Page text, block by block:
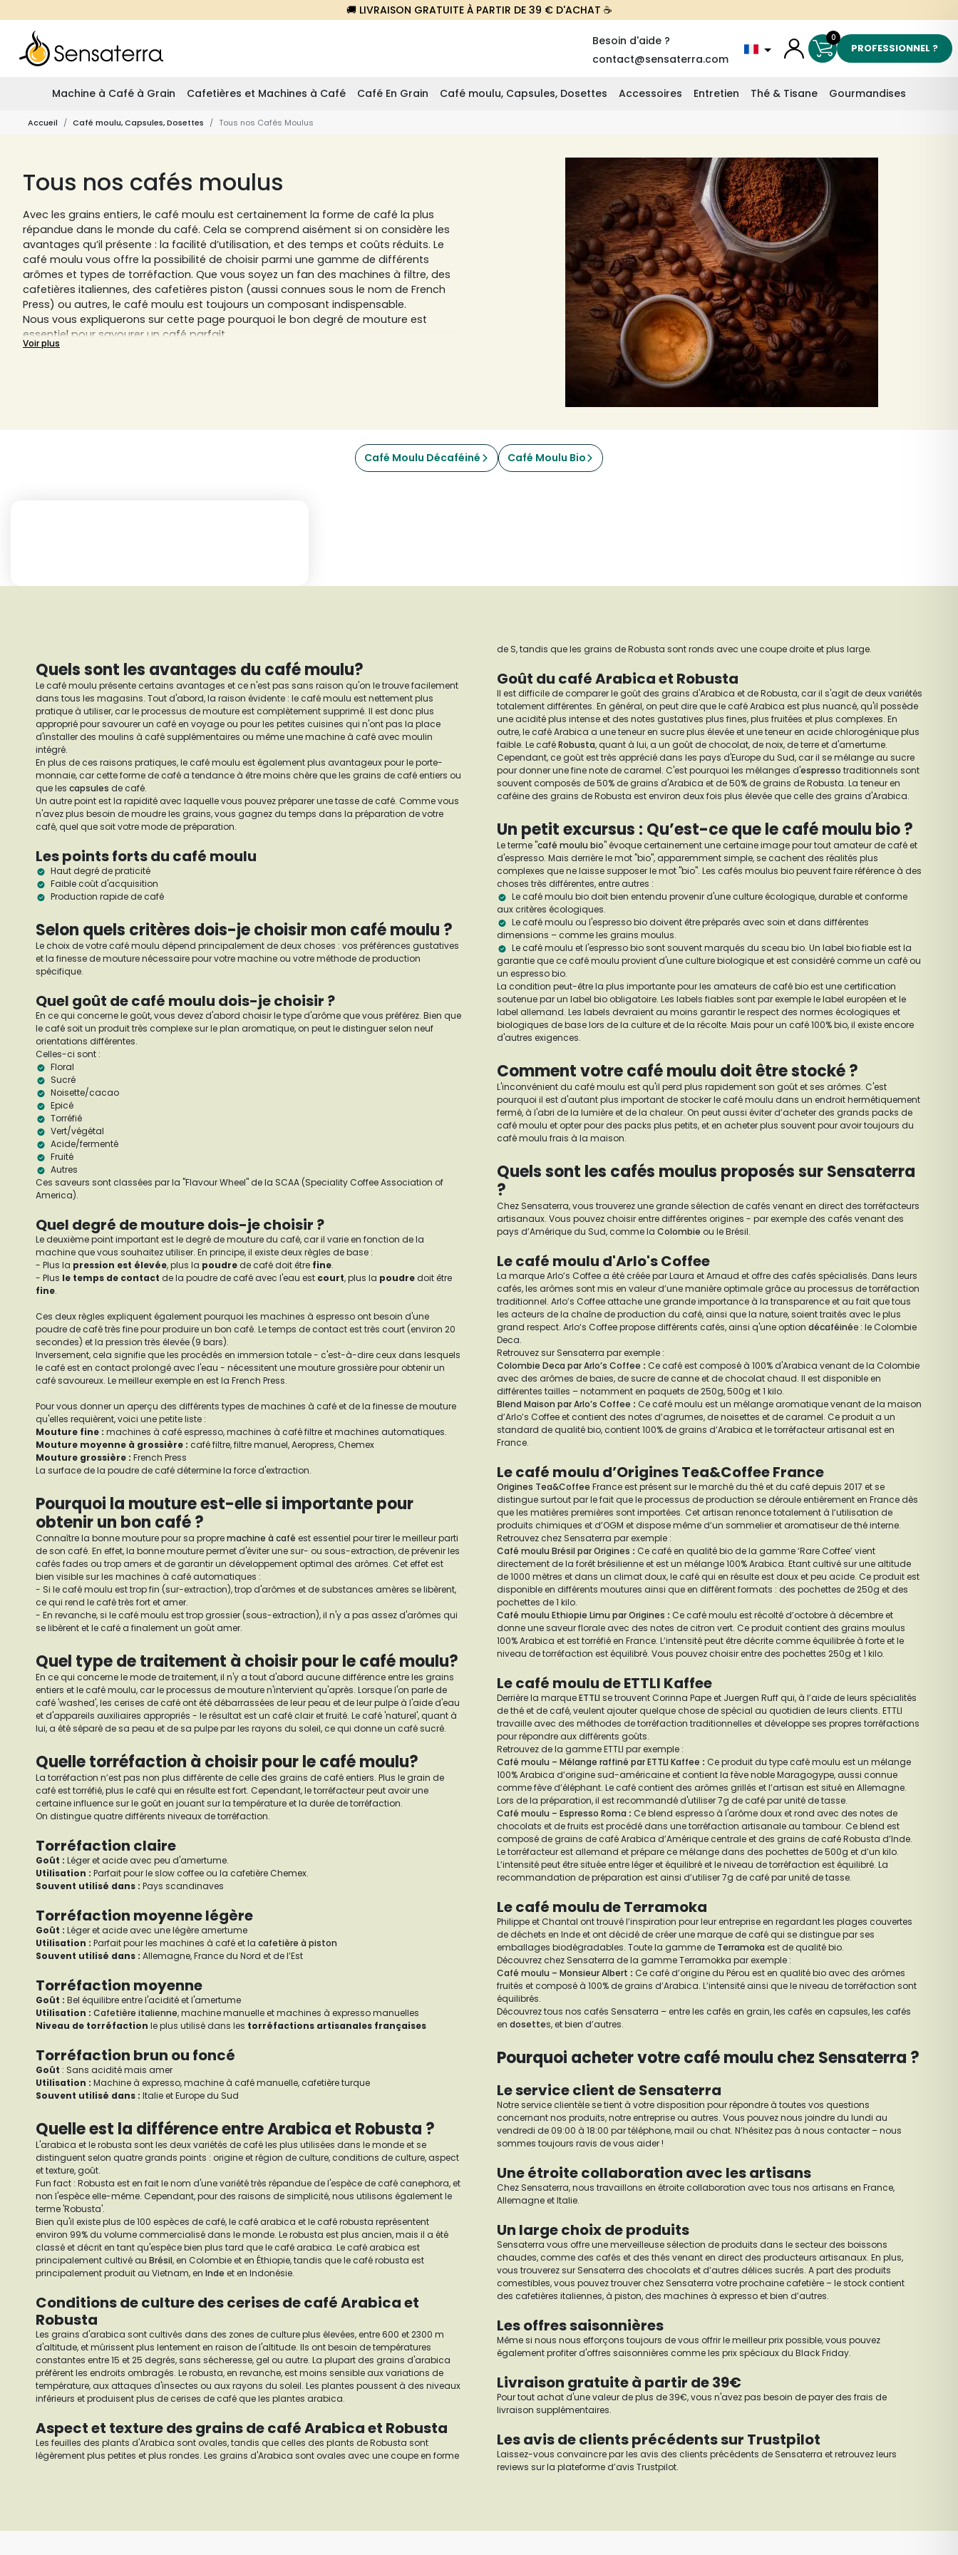
🚚 LIVRAISON GRATUITE À PARTIR DE 39 € D'ACHAT ☕
Besoin d'aide ?
contact@sensaterra.com
0
PROFESSIONNEL ?
Machine à Café à Grain Cafetières et Machines à Café Café En Grain Café moulu, Capsules, Dosettes Accessoires Entretien Thé & Tisane Gourmandises
Accueil Café moulu, Capsules, Dosettes Tous nos Cafés Moulus
Tous nos cafés moulus
Avec les grains entiers, le café moulu est certainement la forme de café la plus
répandue dans le monde du café. Cela se comprend aisément si on considère les
avantages qu’il présente : la facilité d’utilisation, et des temps et coûts réduits. Le
café moulu vous offre la possibilité de choisir parmi une gamme de différents
arômes et types de torréfaction. Que vous soyez un fan des machines à filtre, des
cafetières italiennes, des cafetières piston (aussi connues sous le nom de French
Press) ou autres, le café moulu est toujours un composant indispensable.
Nous vous expliquerons sur cette page pourquoi le bon degré de mouture est
essentiel pour savourer un café parfait.
Découvrez ici aussi tous nos cafés moulus des artisans locaux de France, Italie et
Voir plus
Café Moulu Décaféiné Café Moulu Bio
Quels sont les avantages du café moulu?
Le café moulu présente certains avantages et ce n'est pas sans raison qu'on le trouve facilement
dans tous les magasins. Tout d'abord, la raison évidente : le café moulu est nettement plus
pratique à utiliser, car le processus de mouture est complètement supprimé. Il est donc plus
approprié pour savourer un café en voyage ou pour les petites cuisines qui n'ont pas la place
d'installer des moulins à café supplémentaires ou même une machine à café avec moulin
intégré.
En plus de ces raisons pratiques, le café moulu est également plus avantageux pour le porte-
monnaie, car cette forme de café a tendance à être moins chère que les grains de café entiers ou
que les capsules de café.
Un autre point est la rapidité avec laquelle vous pouvez préparer une tasse de café. Comme vous
n'avez plus besoin de moudre les grains, vous gagnez du temps dans la préparation de votre
café, quel que soit votre mode de préparation.
Les points forts du café moulu
Haut degré de praticité
Faible coût d'acquisition
Production rapide de café
Selon quels critères dois-je choisir mon café moulu ?
Le choix de votre café moulu dépend principalement de deux choses : vos préférences gustatives
et la finesse de mouture nécessaire pour votre machine ou votre méthode de production
spécifique.
Quel goût de café moulu dois-je choisir ?
En ce qui concerne le goût, vous devez d'abord choisir le type d'arôme que vous préférez. Bien que
le café soit un produit très complexe sur le plan aromatique, on peut le distinguer selon neuf
orientations différentes.
Celles-ci sont :
Floral
Sucré
Noisette/cacao
Epicé
Torréfié
Vert/végétal
Acide/fermenté
Fruité
Autres
Ces saveurs sont classées par la "Flavour Wheel" de la SCAA (Speciality Coffee Association of
America).
Quel degré de mouture dois-je choisir ?
Le deuxième point important est le degré de mouture du café, car il varie en fonction de la
machine que vous souhaitez utiliser. En principe, il existe deux règles de base :
- Plus la pression est élevée, plus la poudre de café doit être fine.
- Plus le temps de contact de la poudre de café avec l'eau est court, plus la poudre doit être
fine.
Ces deux règles expliquent également pourquoi les machines à espresso ont besoin d'une
poudre de café très fine pour produire un bon café. Le temps de contact est très court (environ 20
secondes) et la pression très élevée (9 bars).
Inversement, cela signifie que les procédés en immersion totale - c'est-à-dire ceux dans lesquels
le café est en contact prolongé avec l'eau - nécessitent une mouture grossière pour obtenir un
café savoureux. Le meilleur exemple en est la French Press.
Pour vous donner un aperçu des différents types de machines à café et de la finesse de mouture
qu'elles requièrent, voici une petite liste :
Mouture fine : machines à café espresso, machines à café filtre et machines automatiques.
Mouture moyenne à grossière : café filtre, filtre manuel, Aeropress, Chemex
Mouture grossière : French Press
La surface de la poudre de café détermine la force d'extraction.
Pourquoi la mouture est-elle si importante pour
obtenir un bon café ?
Connaître la bonne mouture pour sa propremachine à café est essentiel pour tirer le meilleur parti
de son café. En effet, la bonne mouture permet d'éviter une sur- ou sous-extraction, de prévenir les
cafés fades ou trop amers et de garantir un développement optimal des arômes. Cet effet est
bien visible sur les machines à café automatiques :
- Si le café moulu est trop fin (sur-extraction), trop d'arômes et de substances amères se libèrent,
ce qui rend le café très fort et amer.
- En revanche, si le café moulu est trop grossier (sous-extraction), il n'y a pas assez d'arômes qui
se libèrent et le café a finalement un goût amer.
Quel type de traitement à choisir pour le café moulu?
En ce qui concerne le mode de traitement, il n'y a tout d'abord aucune différence entre les grains
entiers et le café moulu, car le processus de mouture n'intervient qu'après. Lorsque l'on parle de
café 'washed', les cerises de café ont été débarrassées de leur peau et de leur pulpe à l'aide d'eau
et d'appareils auxiliaires appropriés - le résultat est un café clair et fruité. Le café 'naturel', quant à
lui, a été séparé de sa peau et de sa pulpe par les rayons du soleil, ce qui donne un café sucré.
Quelle torréfaction à choisir pour le café moulu?
La torréfaction n’est pas non plus différente de celle des grains de café entiers. Plus le grain de
café est torréfié, plus le café qui en résulte est fort. Cependant, le torréfacteur peut avoir une
certaine influence sur le goût en jouant sur la température et la durée de torréfaction.
On distingue quatre différents niveaux de torréfaction.
Torréfaction claire
Goût : Léger et acide avec peu d'amertume.
Utilisation : Parfait pour le slow coffee ou la cafetière Chemex.
Souvent utilisé dans : Pays scandinaves
Torréfaction moyenne légère
Goût : Léger et acide avec une légère amertume
Utilisation : Parfait pour les machines à café et la cafetière à piston
Souvent utilisé dans : Allemagne, France du Nord et de l’Est
Torréfaction moyenne
Goût : Bel équilibre entre l'acidité et l'amertume
Utilisation : Cafetière italienne, machine manuelle et machines à expresso manuelles
Niveau de torréfaction le plus utilisé dans les torréfactions artisanales françaises
Torréfaction brun ou foncé
Goût : Sans acidité mais amer
Utilisation : Machine à expresso, machine à café manuelle, cafetière turque
Souvent utilisé dans : Italie et Europe du Sud
Quelle est la différence entre Arabica et Robusta ?
L'arabica et le robusta sont les deux variétés de café les plus utilisées dans le monde et se
distinguent selon quatre grands points : origine et région de culture, conditions de culture, aspect
et texture, goût.
Fun fact : Robusta est en fait le nom d'une variété très répandue de l'espèce de café canephora, et
non l'espèce elle-même. Cependant, pour des raisons de simplicité, nous utilisons également le
terme 'Robusta'.
Bien qu'il existe plus de 100 espèces de café, le café arabica et le café robusta représentent
environ 99% du volume commercialisé dans le monde. Le robusta est plus ancien, mais il a été
classé et décrit en tant qu'espèce bien plus tard que le café arabica. Le café arabica est
principalement cultivé au Brésil, en Colombie et en Éthiopie, tandis que le café robusta est
principalement produit au Vietnam, en Inde et en Indonésie.
Conditions de culture des cerises de café Arabica et
Robusta
Les grains d'arabica sont cultivés dans des zones de culture plus élevées, entre 600 et 2300 m
d'altitude, et mûrissent plus lentement en raison de l'altitude. Ils ont besoin de températures
constantes entre 15 et 25 degrés, sans sécheresse, gel ou autre. La plupart des grains d'arabica
préfèrent les endroits ombragés. Le robusta, en revanche, est moins sensible aux variations de
température, aux attaques d'insectes ou aux rayons du soleil. Les plantes poussent à des niveaux
inférieurs et produisent plus de cerises de café que les plantes arabica.
Aspect et texture des grains de café Arabica et Robusta
Les feuilles des plants d'Arabica sont ovales, tandis que celles des plants de Robusta sont
légèrement plus petites et plus rondes. Les grains d'Arabica sont ovales avec une coupe en forme
de S, tandis que les grains de Robusta sont ronds avec une coupe droite et plus large.
Goût du café Arabica et Robusta
Il est difficile de comparer le goût des grains d'Arabica et de Robusta, car il s'agit de deux variétés
totalement différentes. En général, on peut dire que le café Arabica est plus nuancé, qu'il possède
une acidité plus intense et des notes gustatives plus fines, plus fruitées et plus complexes. En
outre, le café Arabica a une teneur en sucre plus élevée et une teneur en acide chlorogénique plus
faible. Le caféRobusta, quant à lui, a un goût de chocolat, de noix, de terre et d'amertume.
Cependant, ce goût est très apprécié dans les pays d'Europe du Sud, car il se mélange au sucre
pour donner une fine note de caramel. C'est pourquoi les mélanges d'espresso traditionnels sont
souvent composés de 50% de grains d'Arabica et de 50% de grains de Robusta. La teneur en
caféine des grains de Robusta est environ deux fois plus élevée que celle des grains d'Arabica.
Un petit excursus : Qu’est-ce que le café moulu bio ?
Le terme "café moulu bio" évoque certainement une certaine image pour tout amateur de café et
d'espresso. Mais derrière le mot "bio", apparemment simple, se cachent des réalités plus
complexes que ne laisse supposer le mot "bio". Les cafés moulus bio peuvent faire référence à des
choses très différentes, entre autres :
Le café moulu bio doit bien entendu provenir d'une culture écologique, durable et conforme
aux critères écologiques.
Le café moulu ou l'espresso bio doivent être préparés avec soin et dans différentes
dimensions – comme les grains moulus.
Le café moulu et l'espresso bio sont souvent marqués du sceau bio. Un label bio fiable est la
garantie que ce café moulu provient d'une culture biologique et est considéré comme un café ou
un espresso bio.
La condition peut-être la plus importante pour les amateurs de café bio est une certification
soutenue par un label bio obligatoire. Les labels fiables sont par exemple le label européen et le
label allemand. Les labels devraient au moins garantir le respect des normes écologiques et
biologiques de base lors de la culture et de la récolte. Mais pour un café 100% bio, il existe encore
d'autres exigences.
Comment votre café moulu doit être stocké ?
L'inconvénient du café moulu est qu'il perd plus rapidement son goût et ses arômes. C'est
pourquoi il est d'autant plus important de stocker le café moulu dans un endroit hermétiquement
fermé, à l'abri de la lumière et de la chaleur. On peut aussi éviter d’acheter des grands packs de
café moulu et opter pour des packs plus petits, et en acheter plus souvent pour avoir toujours du
café moulu frais à la maison.
Quels sont les cafés moulus proposés sur Sensaterra
?
Chez Sensaterra, vous trouverez une grande sélection de cafés venant en direct des torréfacteurs
artisanaux. Vous pouvez choisir entre différentes origines - par exemple des cafés venant des
pays d’Amérique du Sud, comme la Colombie ou le Brésil.
Le café moulu d'Arlo's Coffee
La marque Arlo’s Coffee a été créée par Laura et Arnaud et offre des cafés spécialisés. Dans leurs
cafés, les arômes sont mis en valeur d’une manière optimale grâce au processus de torréfaction
traditionnel. Arlo’s Coffee attache une grande importance à la transparence et au fait que tous
les acteurs de la chaîne de production du café, ainsi que la nature, soient traités avec le plus
grand respect. Arlo‘s Coffee propose différents cafés, ainsi q'une option décaféinée : le Colombie
Deca.
Retrouvez sur Sensaterra par exemple :
Colombie Deca par Arlo’s Coffee : Ce café est composé à 100% d'Arabica venant de la Colombie
avec des arômes de baies, de sucre de canne et de chocolat chaud. Il est disponible en
différentes tailles – notamment en paquets de 250g, 500g et 1 kilo.
Blend Maison par Arlo’s Coffee : Ce café moulu est un mélange aromatique venant de la maison
d’Arlo’s Coffee et contient des notes d’agrumes, de noisettes et de caramel. Ce produit a un
standard de qualité bio, contient 100% de grains d’Arabica et le torréfacteur artisanal est en
France.
Le café moulu d’Origines Tea&Coffee France
Origines Tea&Coffee France est présent sur le marché du thé et du café depuis 2017 et se
distingue surtout par le fait que le processus de production se déroule entièrement en France dès
que les matières premières sont importées. Cet artisan renonce totalement à l’utilisation de
produits chimiques et d’OGM et dispose même d’un sommelier et aromatiseur de thé interne.
Retrouvez chez Sensaterra par exemple :
Café moulu Brésil par Origines : Ce café en qualité bio de la gamme ‘Rare Coffee’ vient
directement de la forêt brésilienne et est un mélange 100% Arabica. Etant cultivé sur une altitude
de 1000 mètres et dans un climat doux, le café qui en résulte est doux et peu acide. Ce produit est
disponible en différents moutures ainsi que en différent formats : des pochettes de 250g et des
pochettes de 1 kilo.
Café moulu Ethiopie Limu par Origines : Ce café moulu est récolté d’octobre à décembre et
donne une saveur florale avec des notes de citron vert. Ce produit contient des grains moulus
100% Arabica et est torréfié en France. L’intensité peut être décrite comme équilibrée à forte et le
niveau de torréfaction est équilibré. Vous pouvez choisir entre des pochettes 250g et 1 kilo.
Le café moulu de ETTLI Kaffee
Derrière la marqueETTLI se trouvent Corinna Pape et Juergen Ruff qui, à l’aide de leurs spécialités
de thé et de café, veulent ajouter quelque chose de spécial au quotidien de leurs clients. ETTLI
travaille avec des méthodes de torréfaction traditionnelles et développe ses propres torréfactions
pour répondre aux différents goûts.
Retrouvez de la gamme ETTLI par exemple :
Café moulu – Mélange raffiné par ETTLI Kaffee : Ce produit du type café moulu est un mélange
100% Arabica d’origine sud-américaine et contient la fève noble Maragogype, aussi connue
comme fève d’éléphant. Le café contient des arômes grillés et l’artisan est situé en Allemagne.
Lors de la préparation, il est recommandé d'utiliser 7g de café par unité de tasse.
Café moulu – Espresso Roma : Ce blend espresso à l'arôme doux et rond avec des notes de
chocolats et de fruits est procédé dans une torréfaction artisanale au tambour. Ce blend est
composé de grains de café Arabica d’Amérique centrale et des grains de café Robusta d’Inde.
Le torréfacteur est allemand et prépare ce mélange dans des pochettes de 500g et d’un kilo.
L’intensité peut être située entre léger et équilibré et le niveau de torréfaction est équilibré. La
recommandation de préparation est ainsi d’utiliser 7g de café par unité de tasse.
Le café moulu de Terramoka
Philippe et Chantal ont trouvé l’inspiration pour leur entreprise en regardant les plages couvertes
de déchets en Inde et ont décidé de créer une marque de café qui se distingue par ses
emballages biodégradables. Toute la gamme de Terramoka est de qualité bio.
Découvrez chez Sensaterra de la gamme Terramokka par exemple :
Café moulu – Monsieur Albert : Ce café d’origine du Pérou est en qualité bio avec des arômes
fruités et composé à 100% de grains d’Arabica. L’intensité ainsi que le niveau de torréfaction sont
équilibrés.
Découvrez tous nos cafés Sensaterra – entre les cafés en grain, les cafés en capsules, les cafés
en dosettes, et bien d’autres.
Pourquoi acheter votre café moulu chez Sensaterra ?
Le service client de Sensaterra
Notre service clientèle se tient à votre disposition pour répondre à toutes vos questions
concernant nos produits, notre entreprise ou autres. Vous pouvez nous joindre du lundi au
vendredi de 09:00 à 18:00 par téléphone, mail ou chat. N’hésitez pas à nous contacter – nous
sommes toujours ravis de vous aider !
Une étroite collaboration avec les artisans
Chez Sensaterra, nous travaillons en étroite collaboration avec tous nos artisans en France,
Allemagne et Italie.
Un large choix de produits
Sensaterra vous offre une merveilleuse sélection de produits dans le secteur des boissons
chaudes, comme des cafés et des thés venant en direct des producteurs artisanaux. En plus,
vous trouverez sur Sensaterra des chocolats et d’autres délices sucrés. A part des produits
comestibles, vous pouvez trouver chez Sensaterra votre prochaine cafetière – le stock contient
des cafetières italiennes, à piston, des machines à expresso et bien d’autres.
Les offres saisonnières
Même si nous nous efforçons toujours de vous offrir le meilleur prix possible, vous pouvez
également profiter d'offres saisonnières comme les prix spéciaux du Black Friday.
Livraison gratuite à partir de 39€
Pour tout achat d'une valeur de plus de 39€, vous n'avez pas besoin de payer des frais de
livraison supplémentaires.
Les avis de clients précédents sur Trustpilot
Laissez-vous convaincre par les avis des clients précédents de Sensaterra et retrouvez leurs
reviews sur la plateforme d’avis Trustpilot.